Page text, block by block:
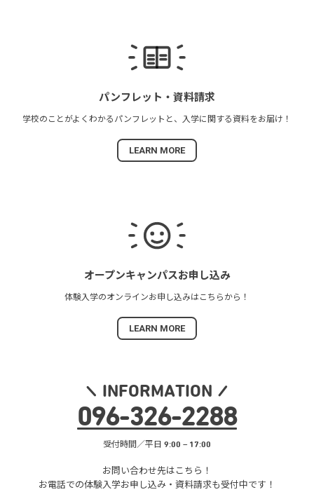
パンフレット・ 資料請求
学校のことがよくわかる パンフレットと、 入学に関する資料をお届け！
LEARN MORE
オープンキャンパスお申し込み
体験入学のオンラインお申し込みは こちらから！
LEARN MORE
INFORMATION
096-326-2288
受付時間／平日 9:00 – 17:00
お問い合わせ先はこちら！
お電話での体験入学お申し込み・ 資料請求も受付中です！